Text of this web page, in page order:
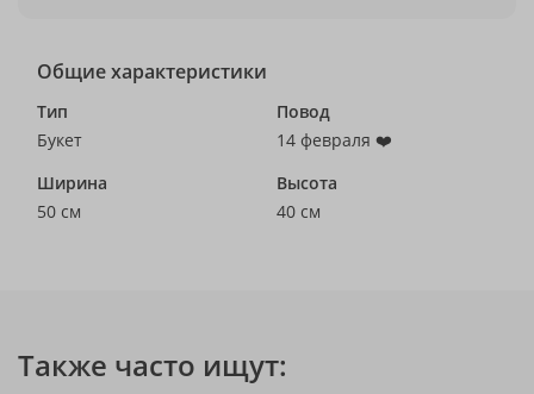
Общие характеристики
Тип
Букет
Повод
14 февраля ❤️
Ширина
50 см
Высота
40 см
Также часто ищут: